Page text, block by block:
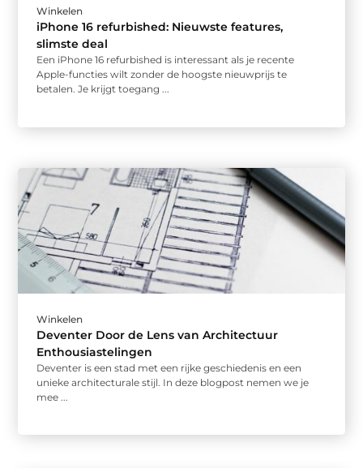
Winkelen
iPhone 16 refurbished: Nieuwste features,
slimste deal
Een iPhone 16 refurbished is interessant als je recente
Apple-functies wilt zonder de hoogste nieuwprijs te
betalen. Je krijgt toegang ...
Winkelen
Deventer Door de Lens van Architectuur
Enthousiastelingen
Deventer is een stad met een rijke geschiedenis en een
unieke architecturale stijl. In deze blogpost nemen we je
mee ...